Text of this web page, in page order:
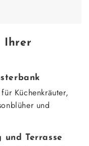
Ihrer
Küchenkräuter,
und
Terrasse